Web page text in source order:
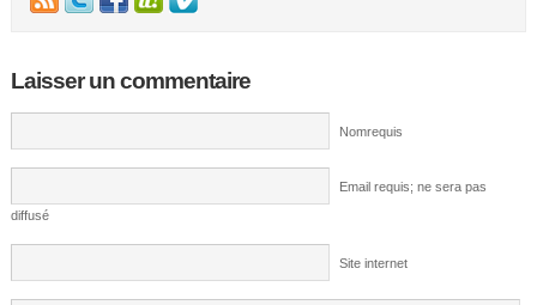
Laisser un commentaire
Nomrequis
Email requis; ne sera pas
diffusé
Site internet